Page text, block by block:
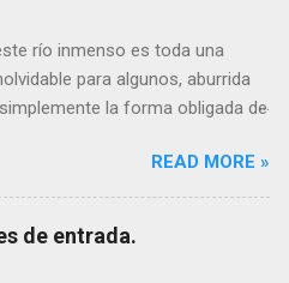
río inmenso es toda una
para algunos, aburrida
la forma obligada de
Iquitos – Leticia – Manaus, 3
y Brasil), unos 2.000 km,
donde la hamaca es a la
cama, comedor y silla. Viaje
READ MORE »
de entrada.